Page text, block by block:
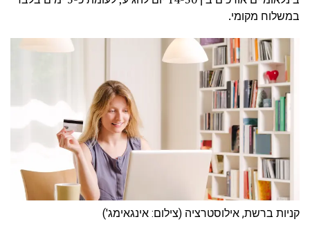
במשלוח מקומי.
קניות ברשת, אילוסטרציה (צילום: אינגאימג')